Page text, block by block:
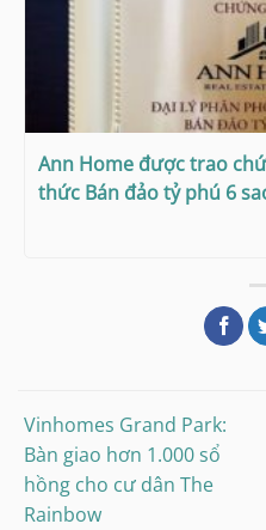
Ann Home được trao
thức Bán đảo tỷ phú 6
Vinhomes Grand Park:
Bàn giao hơn 1.000 sổ
hồng cho cư dân The
Rainbow